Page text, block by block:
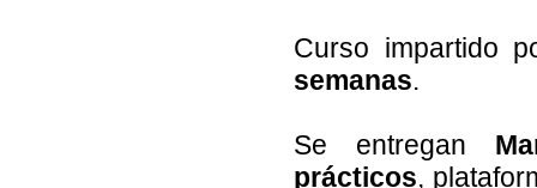
Curso impartido
semanas.
Se entregan
prácticos,